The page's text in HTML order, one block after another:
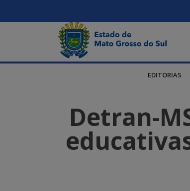
EDITORIAS
Detran-